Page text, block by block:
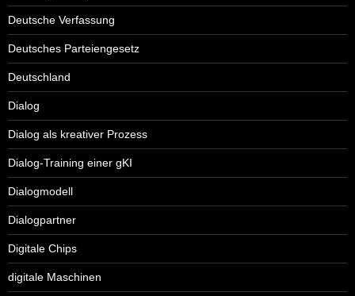
Deutsche Verfassung
Deutsches Parteiengesetz
Deutschland
Dialog
Dialog als kreativer Prozess
Dialog-Training einer gKI
Dialogmodell
Dialogpartner
Digitale Chips
digitale Maschinen